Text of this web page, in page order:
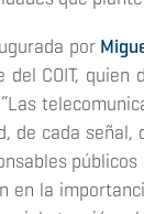
por
del COIT,
“Las
de cada señal,
en la